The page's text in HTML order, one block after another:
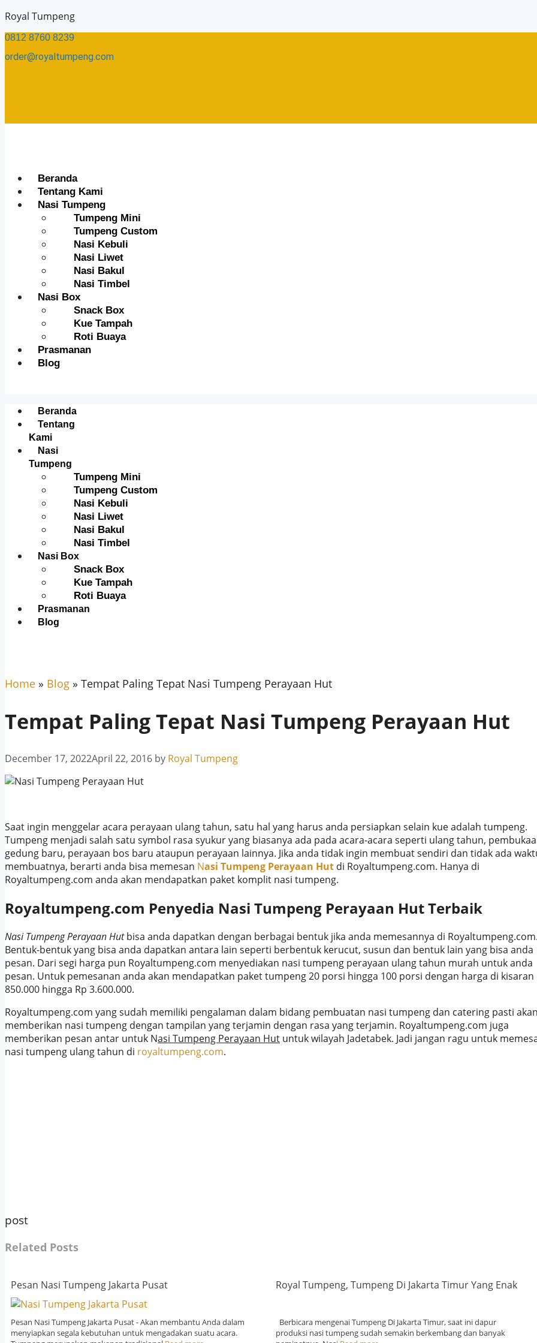
Skip
content
Royal Tumpeng
0812 8760 8239​
order@royaltumpeng.com​
Menu
Beranda
Tentang Kami
Nasi Tumpeng
Tumpeng Mini
Tumpeng Custom
Nasi Kebuli
Nasi Liwet
Nasi Bakul
Nasi Timbel
Nasi Box
Snack Box
Kue Tampah
Roti Buaya
Prasmanan
Blog
Menu
Beranda
Tentang
Kami
Nasi
Tumpeng
Tumpeng Mini
Tumpeng Custom
Nasi Kebuli
Nasi Liwet
Nasi Bakul
Nasi Timbel
Nasi Box
Snack Box
Kue Tampah
Roti Buaya
Prasmanan
Blog
Home » Blog » Tempat Paling Tepat Nasi Tumpeng Perayaan Hut
Tempat Paling Tepat Nasi Tumpeng Perayaan Hut
December 17, 2022April 22, 2016 by Royal Tumpeng
Saat ingin menggelar acara perayaan ulang tahun, satu hal yang harus anda persiapkan selain kue adalah tumpeng.
Tumpeng menjadi salah satu symbol rasa syukur yang biasanya ada pada acara-acara seperti ulang tahun,
gedung baru, perayaan bos baru ataupun perayaan lainnya. Jika anda tidak ingin membuat sendiri dan tidak ada
membuatnya, berarti anda bisa memesan Nasi Tumpeng Perayaan Hut di Royaltumpeng.com. Hanya di
Royaltumpeng.com anda akan mendapatkan paket komplit nasi tumpeng.
Royaltumpeng.com Penyedia Nasi Tumpeng Perayaan HutTerbaik
Nasi Tumpeng Perayaan Hutbisa anda dapatkan dengan berbagai bentuk jika anda memesannya di
Bentuk-bentuk yang bisa anda dapatkan antara lain seperti berbentuk kerucut, susun dan bentuk lain yang bisa anda
pesan. Dari segi harga pun Royaltumpeng.com menyediakan nasi tumpeng perayaan ulang tahun murah untuk anda
pesan. Untuk pemesanan anda akan mendapatkan paket tumpeng 20 porsi hingga 100 porsi dengan harga di kisaran
850.000 hingga Rp 3.600.000.
Royaltumpeng.com yang sudah memiliki pengalaman dalam bidang pembuatan nasi tumpeng dan catering pasti
memberikan nasi tumpeng dengan tampilan yang terjamin dengan rasa yang terjamin. Royaltumpeng.com juga
memberikan pesan antar untuk Nasi Tumpeng Perayaan Hut untuk wilayah Jadetabek. Jadi jangan ragu untuk
nasi tumpeng ulang tahun di royaltumpeng.com.
post
Related Posts
Pesan Nasi Tumpeng Jakarta Pusat
Pesan Nasi Tumpeng Jakarta Pusat - Akan membantu Anda dalam
menyiapkan segala kebutuhan untuk mengadakan suatu acara.
Royal Tumpeng, Tumpeng Di Jakarta Timur Yang Enak
Berbicara mengenai Tumpeng Di Jakarta Timur, saat ini dapur
produksi nasi tumpeng sudah semakin berkembang dan banyak